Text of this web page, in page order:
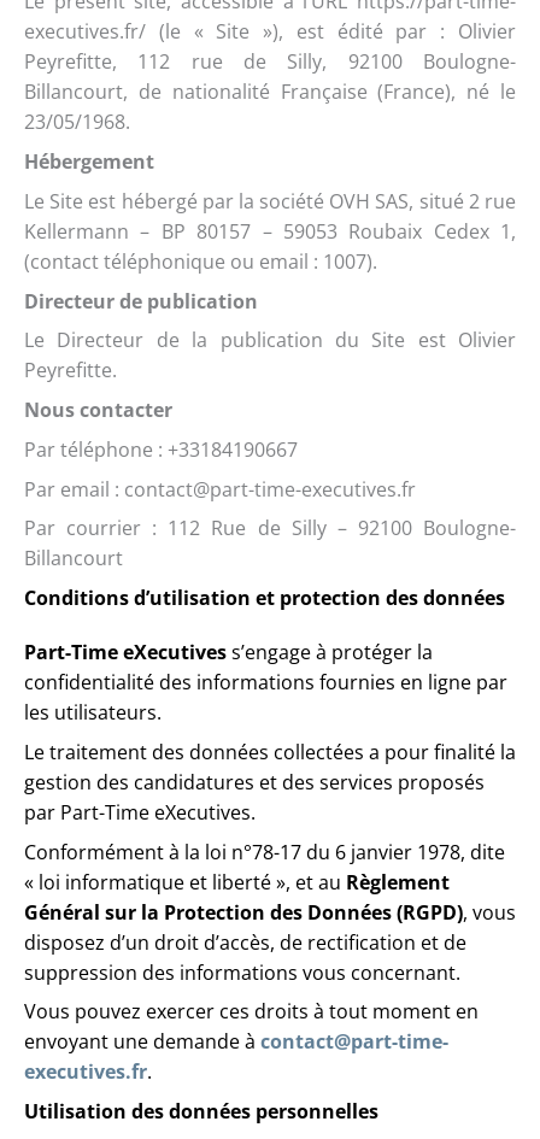
executives.fr/ (le « Site »), est édité par : Olivier
Peyrefitte, 112 rue de Silly, 92100 Boulogne-
Billancourt, de nationalité Française (France), né le
23/05/1968.
Hébergement
Le Site est hébergé par la société OVH SAS, situé 2 rue
Kellermann – BP 80157 – 59053 Roubaix Cedex 1,
(contact téléphonique ou email : 1007).
Directeur de publication
Le Directeur de la publication du Site est Olivier
Peyrefitte.
Nous contacter
Par téléphone : +33184190667
Par email : contact@part-time-executives.fr
Par courrier : 112 Rue de Silly – 92100 Boulogne-
Billancourt
Conditions d’utilisation et protection des données
Part-Time eXecutivess’engage à protéger la
confidentialité des informations fournies en ligne par
les utilisateurs.
Le traitement des données collectées a pour finalité la
gestion des candidatures et des services proposés
par Part-Time eXecutives.
Conformément à la loi n°78-17 du 6 janvier 1978, dite
« loi informatique et liberté », et au Règlement
Général sur la Protection des Données (RGPD), vous
disposez d’un droit d’accès, de rectification et de
suppression des informations vous concernant.
Vous pouvez exercer ces droits à tout moment en
envoyant une demande à contact@part-time-
executives.fr.
Utilisation des données personnelles